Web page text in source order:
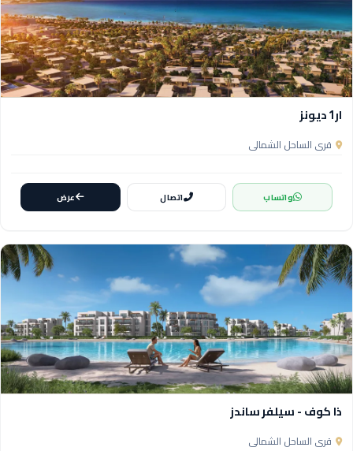
ار1 ديونز
قرى الساحل الشمالي
واتساب اتصال عرض
ذا كوف - سيلفر ساندز
قرى الساحل الشمالي